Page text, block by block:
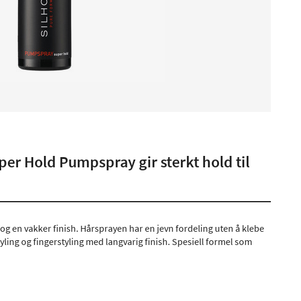
Hold Pumpspray gir sterkt hold til
en vakker finish. Hårsprayen har en jevn fordeling uten å klebe
og fingerstyling med langvarig finish. Spesiell formel som